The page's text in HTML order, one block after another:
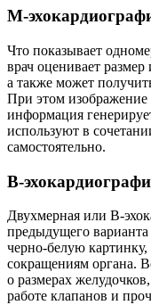
М-
Что показывает
врач оценивает
а также может
При этом изображение
информация
используют в
самостоятельно.
В-
Двухмерная или В-
предыдущего
черно-белую картинку,
сокращениям органа.
о размерах
работе клапанов и